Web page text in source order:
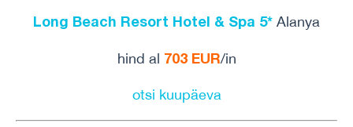
Long Beach Resort Hotel & Spa 5* Alanya
hind al 703 EUR/in
otsi kuupäeva